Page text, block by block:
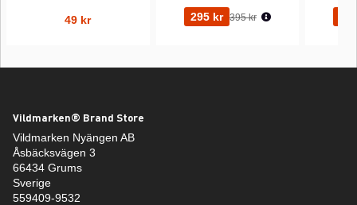
49 kr 295 kr Ordinarie pris:
395 kr
Vildmarken® Brand Store
Vildmarken Nyängen AB
Åsbäcksvägen 3
66434 Grums
Sverige
559409-9532